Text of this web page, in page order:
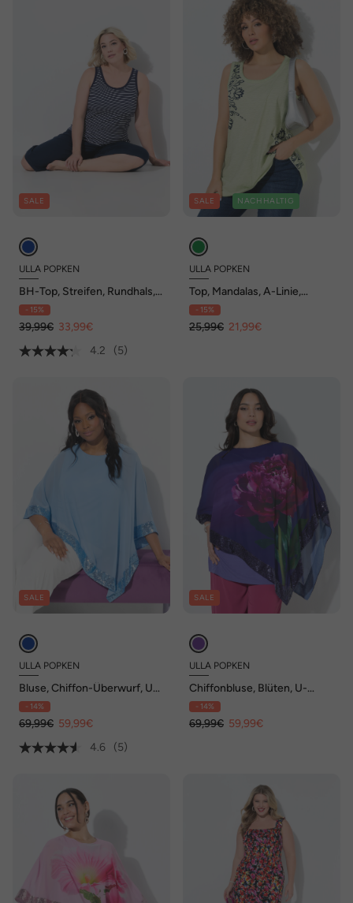
SALE
ULLA POPKEN
BH-Top, Streifen, Rundhals,
ärmellos, eingearbeiteter BH
- 15%
39,99€ 33,99€
4.2
(5)
SALE NACHHALTIG
ULLA POPKEN
Top, Mandalas, A-Linie,
Rundhals, ärmellos
- 15%
25,99€ 21,99€
SALE
ULLA POPKEN
Bluse, Chiffon-Überwurf, U-
Boot-Ausschnitt, 3/4-Arm
- 14%
69,99€ 59,99€
4.6
(5)
SALE
ULLA POPKEN
Chiffonbluse, Blüten, U-
Boot-Ausschnitt, 3/4-Arm
- 14%
69,99€ 59,99€